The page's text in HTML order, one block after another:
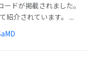
ドが掲載されました。
紹介されています。 ...